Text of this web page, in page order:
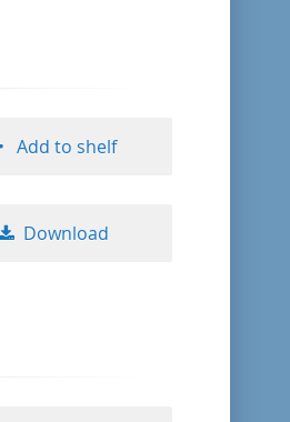
Add to shelf
Download